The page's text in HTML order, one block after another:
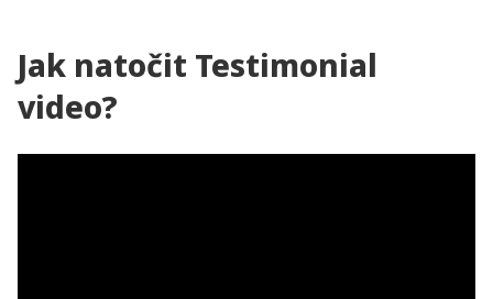
Jak natočit Testimonial
video?